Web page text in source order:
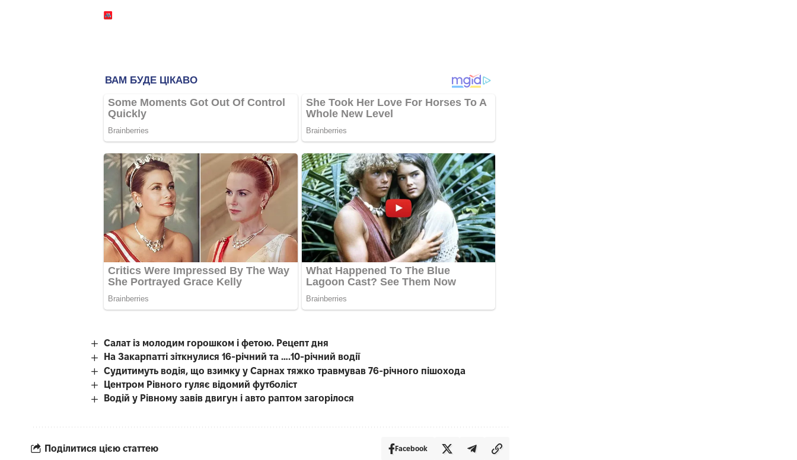
Салат із молодим горошком і фетою. Рецепт дня
На Закарпатті зіткнулися 16-річний та ….10-річний водії
Судитимуть водія, що взимку у Сарнах тяжко травмував 76-річного пішохода
Центром Рівного гуляє відомий футболіст
Водій у Рівному завів двигун і авто раптом загорілося
Поділитися цією статтею Facebook